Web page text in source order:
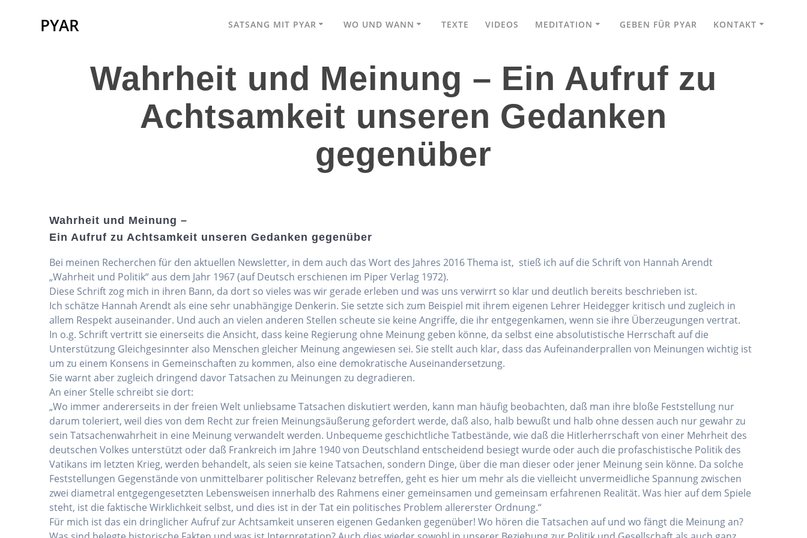
PYAR SATSANG MIT PYAR WO UND WANN TEXTE VIDEOS MEDITATION GEBEN FÜR PYAR KONTAKT
Wahrheit und Meinung – Ein Aufruf zu
Achtsamkeit unseren Gedanken
gegenüber
Wahrheit und Meinung –
Ein Aufruf zu Achtsamkeit unseren Gedanken gegenüber
Bei meinen Recherchen für den aktuellen Newsletter, in dem auch das Wort des Jahres 2016 Thema ist, stieß ich auf die Schrift von Hannah Arendt
„Wahrheit und Politik“ aus dem Jahr 1967 (auf Deutsch erschienen im Piper Verlag 1972).
Diese Schrift zog mich in ihren Bann, da dort so vieles was wir gerade erleben und was uns verwirrt so klar und deutlich bereits beschrieben ist.
Ich schätze Hannah Arendt als eine sehr unabhängige Denkerin. Sie setzte sich zum Beispiel mit ihrem eigenen Lehrer Heidegger kritisch und zugleich in
allem Respekt auseinander. Und auch an vielen anderen Stellen scheute sie keine Angriffe, die ihr entgegenkamen, wenn sie ihre Überzeugungen vertrat.
In o.g. Schrift vertritt sie einerseits die Ansicht, dass keine Regierung ohne Meinung geben könne, da selbst eine absolutistische Herrschaft auf die
Unterstützung Gleichgesinnter also Menschen gleicher Meinung angewiesen sei. Sie stellt auch klar, dass das Aufeinanderprallen von Meinungen wichtig ist
um zu einem Konsens in Gemeinschaften zu kommen, also eine demokratische Auseinandersetzung.
Sie warnt aber zugleich dringend davor Tatsachen zu Meinungen zu degradieren.
An einer Stelle schreibt sie dort:
„Wo immer andererseits in der freien Welt unliebsame Tatsachen diskutiert werden, kann man häufig beobachten, daß man ihre bloße Feststellung nur
darum toleriert, weil dies von dem Recht zur freien Meinungsäußerung gefordert werde, daß also, halb bewußt und halb ohne dessen auch nur gewahr zu
sein Tatsachenwahrheit in eine Meinung verwandelt werden. Unbequeme geschichtliche Tatbestände, wie daß die Hitlerherrschaft von einer Mehrheit des
deutschen Volkes unterstützt oder daß Frankreich im Jahre 1940 von Deutschland entscheidend besiegt wurde oder auch die profaschistische Politik des
Vatikans im letzten Krieg, werden behandelt, als seien sie keine Tatsachen, sondern Dinge, über die man dieser oder jener Meinung sein könne. Da solche
Feststellungen Gegenstände von unmittelbarer politischer Relevanz betreffen, geht es hier um mehr als die vielleicht unvermeidliche Spannung zwischen
zwei diametral entgegengesetzten Lebensweisen innerhalb des Rahmens einer gemeinsamen und gemeinsam erfahrenen Realität. Was hier auf dem Spiele
steht, ist die faktische Wirklichkeit selbst, und dies ist in der Tat ein politisches Problem allererster Ordnung.“
Für mich ist das ein dringlicher Aufruf zur Achtsamkeit unseren eigenen Gedanken gegenüber! Wo hören die Tatsachen auf und wo fängt die Meinung an?